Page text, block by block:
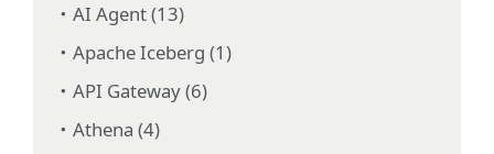
AI Agent (13)
Apache Iceberg (1)
API Gateway (6)
Athena (4)